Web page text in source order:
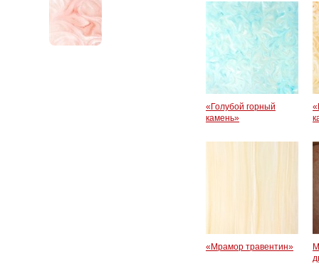
«Голубой горный
камень»
«Мрамор травентин»